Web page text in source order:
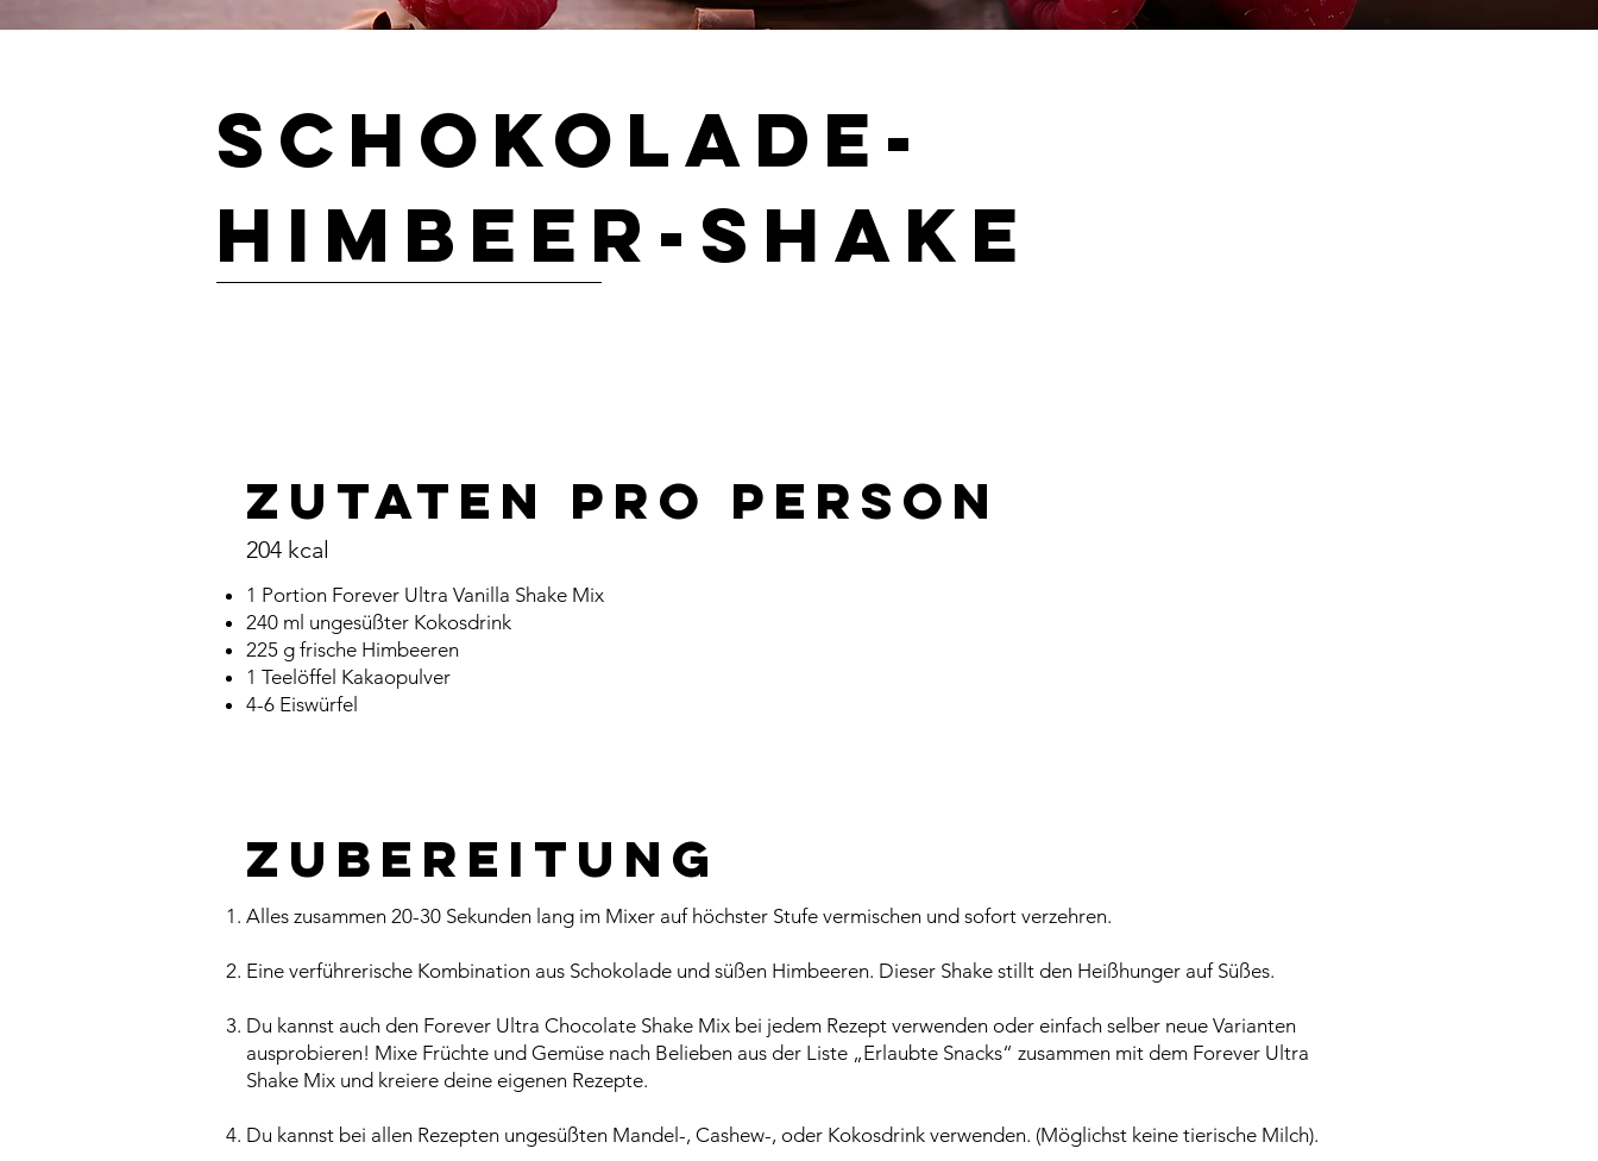
Schokolade-
Himbeer-Shake
ZUtaten pro PersoN
204 kcal
1 Portion Forever Ultra Vanilla Shake Mix
240 ml ungesüßter Kokosdrink
225 g frische Himbeeren
1 Teelöffel Kakaopulver
4-6 Eiswürfel
Zubereitung
Alles zusammen 20-30 Sekunden lang im Mixer auf höchster Stufe vermischen und sofort verzehren.
Eine verführerische Kombination aus Schokolade und süßen Himbeeren. Dieser Shake stillt den Heißhunger auf Süßes.
Du kannst auch den Forever Ultra Chocolate Shake Mix bei jedem Rezept verwenden oder einfach selber neue Varianten
ausprobieren! Mixe Früchte und Gemüse nach Belieben aus der Liste „Erlaubte Snacks“ zusammen mit dem Forever Ultra
Shake Mix und kreiere deine eigenen Rezepte.
Du kannst bei allen Rezepten ungesüßten Mandel-, Cashew-, oder Kokosdrink verwenden. (Möglichst keine tierische Milch).